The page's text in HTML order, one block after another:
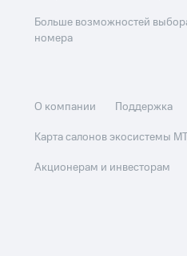
Больше возможностей
номера
О компании Поддержка
Карта салонов экосистемы
Акционерам и инвесторам